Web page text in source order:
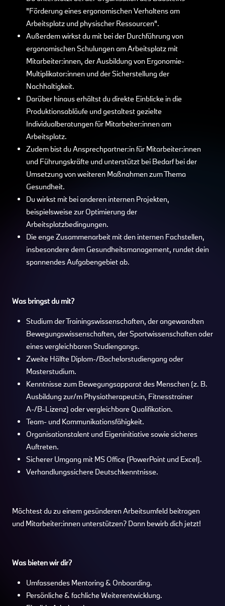
"Förderung eines ergonomischen Verhaltens am
Arbeitsplatz und physischer Ressourcen".
Außerdem wirkst du mit bei der Durchführung von
ergonomischen Schulungen am Arbeitsplatz mit
Mitarbeiter:innen, der Ausbildung von Ergonomie-
Multiplikator:innen und der Sicherstellung der
Nachhaltigkeit.
Darüber hinaus erhältst du direkte Einblicke in die
Produktionsabläufe und gestaltest gezielte
Individualberatungen für Mitarbeiter:innen am
Arbeitsplatz.
Zudem bist du Ansprechpartner:in für Mitarbeiter:innen
und Führungskräfte und unterstützt bei Bedarf bei der
Umsetzung von weiteren Maßnahmen zum Thema
Gesundheit.
Du wirkst mit bei anderen internen Projekten,
beispielsweise zur Optimierung der
Arbeitsplatzbedingungen.
Die enge Zusammenarbeit mit den internen Fachstellen,
insbesondere dem Gesundheitsmanagement, rundet dein
spannendes Aufgabengebiet ab.
Was bringst du mit?
Studium der Trainingswissenschaften, der angewandten
Bewegungswissenschaften, der Sportwissenschaften oder
eines vergleichbaren Studiengangs.
Zweite Hälfte Diplom-/Bachelorstudiengang oder
Masterstudium.
Kenntnisse zum Bewegungsapparat des Menschen (z. B.
Ausbildung zur/m Physiotherapeut:in, Fitnesstrainer
A-/B-Lizenz) oder vergleichbare Qualifikation.
Team- und Kommunikationsfähigkeit.
Organisationstalent und Eigeninitiative sowie sicheres
Auftreten.
Sicherer Umgang mit MS Office (PowerPoint und Excel).
Verhandlungssichere Deutschkenntnisse.
Möchtest du zu einem gesünderen Arbeitsumfeld beitragen
und Mitarbeiter:innen unterstützen? Dann bewirb dich jetzt!
Was bieten wir dir?
Umfassendes Mentoring & Onboarding.
Persönliche & fachliche Weiterentwicklung.